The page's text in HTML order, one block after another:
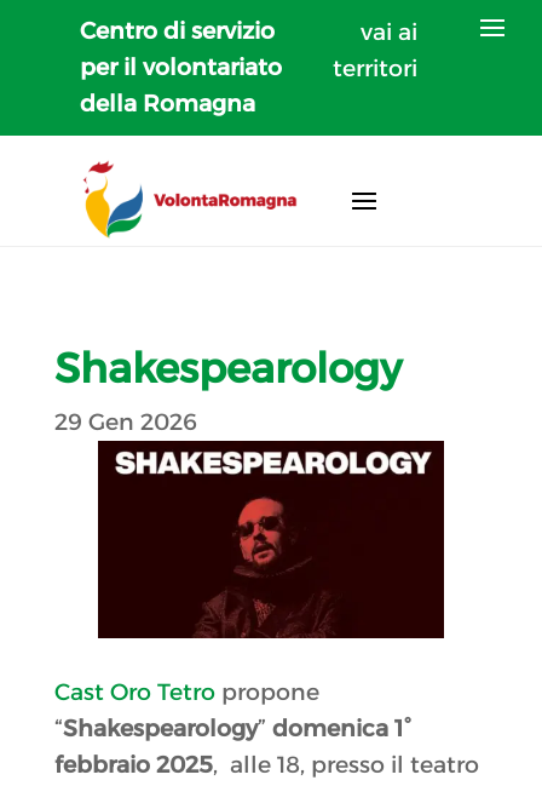
Centro di servizio
per il volontariato
della Romagna
vai ai
territori
Shakespearology
29 Gen 2026
Cast Oro Tetropropone
“Shakespearology” domenica 1°
febbraio 2025, alle 18, presso il teatro